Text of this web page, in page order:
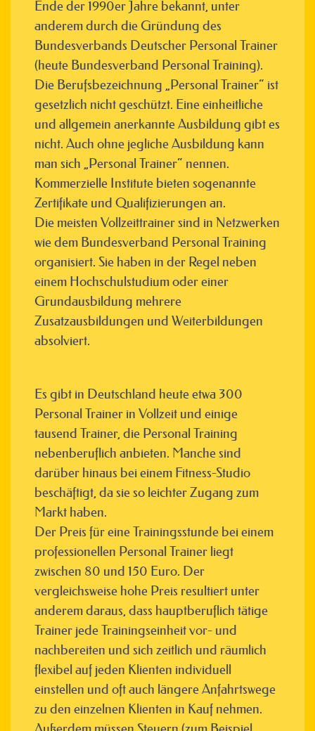
Ende der 1990er Jahre bekannt, unter
anderem durch die Gründung des
Bundesverbands Deutscher Personal Trainer
(heute Bundesverband Personal Training).
Die Berufsbezeichnung „Personal Trainer“ ist
gesetzlich nicht geschützt. Eine einheitliche
und allgemein anerkannte Ausbildung gibt es
nicht. Auch ohne jegliche Ausbildung kann
man sich „Personal Trainer“ nennen.
Kommerzielle Institute bieten sogenannte
Zertifikate und Qualifizierungen an.
Die meisten Vollzeittrainer sind in Netzwerken
wie dem Bundesverband Personal Training
organisiert. Sie haben in der Regel neben
einem Hochschulstudium oder einer
Grundausbildung mehrere
Zusatzausbildungen und Weiterbildungen
absolviert.
Es gibt in Deutschland heute etwa 300
Personal Trainer in Vollzeit und einige
tausend Trainer, die Personal Training
nebenberuflich anbieten. Manche sind
darüber hinaus bei einem Fitness-Studio
beschäftigt, da sie so leichter Zugang zum
Markt haben.
Der Preis für eine Trainingsstunde bei einem
professionellen Personal Trainer liegt
zwischen 80 und 150 Euro. Der
vergleichsweise hohe Preis resultiert unter
anderem daraus, dass hauptberuflich tätige
Trainer jede Trainingseinheit vor- und
nachbereiten und sich zeitlich und räumlich
flexibel auf jeden Klienten individuell
einstellen und oft auch längere Anfahrtswege
zu den einzelnen Klienten in Kauf nehmen.